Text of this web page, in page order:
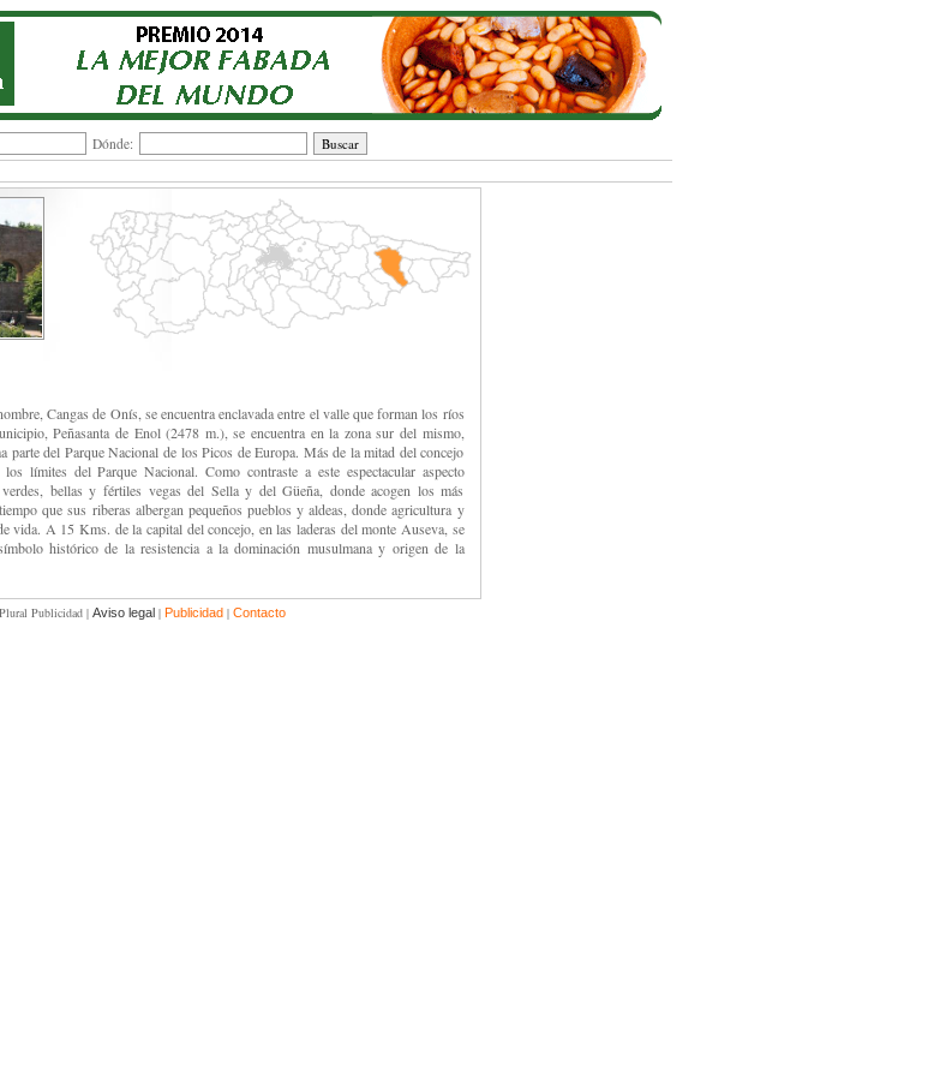
Dónde:
Cangas de Onís, se encuentra enclavada entre el valle que forman los ríos
Peñasanta de Enol (2478 m.), se encuentra en la zona sur del mismo,
parte del Parque Nacional de los Picos de Europa. Más de la mitad del concejo
límites del Parque Nacional. Como contraste a este espectacular aspecto
bellas y fértiles vegas del Sella y del Güeña, donde acogen los más
que sus riberas albergan pequeños pueblos y aldeas, donde agricultura y
vida. A 15 Kms. de la capital del concejo, en las laderas del monte Auseva, se
histórico de la resistencia a la dominación musulmana y origen de la
Publicidad | Aviso legal | Publicidad | Contacto